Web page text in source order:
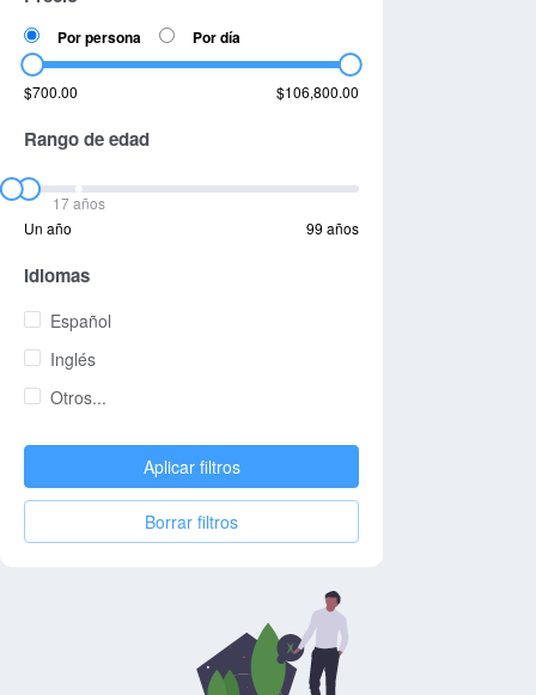
Por persona Por día
$700.00 $106,800.00
Rango de edad
17 años
Un año
99 años
Idiomas
Español
Inglés
Otros...
Aplicar filtros
Borrar filtros